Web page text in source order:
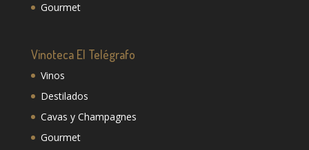
Gourmet
Vinoteca El Telégrafo
Vinos
Destilados
Cavas y Champagnes
Gourmet